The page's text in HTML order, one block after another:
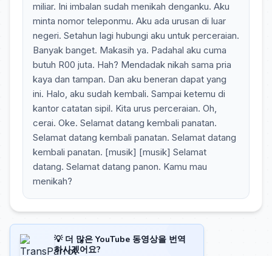
miliar. Ini imbalan sudah menikah denganku. Aku
minta nomor teleponmu. Aku ada urusan di luar
negeri. Setahun lagi hubungi aku untuk perceraian.
Banyak banget. Makasih ya. Padahal aku cuma
butuh R00 juta. Hah? Mendadak nikah sama pria
kaya dan tampan. Dan aku beneran dapat yang
ini. Halo, aku sudah kembali. Sampai ketemu di
kantor catatan sipil. Kita urus perceraian. Oh,
cerai. Oke. Selamat datang kembali panatan.
Selamat datang kembali panatan. Selamat datang
kembali panatan. [musik] [musik] Selamat
datang. Selamat datang panon. Kamu mau
menikah?
💡 더 많은 YouTube 동영상을 번역
하시겠어요?